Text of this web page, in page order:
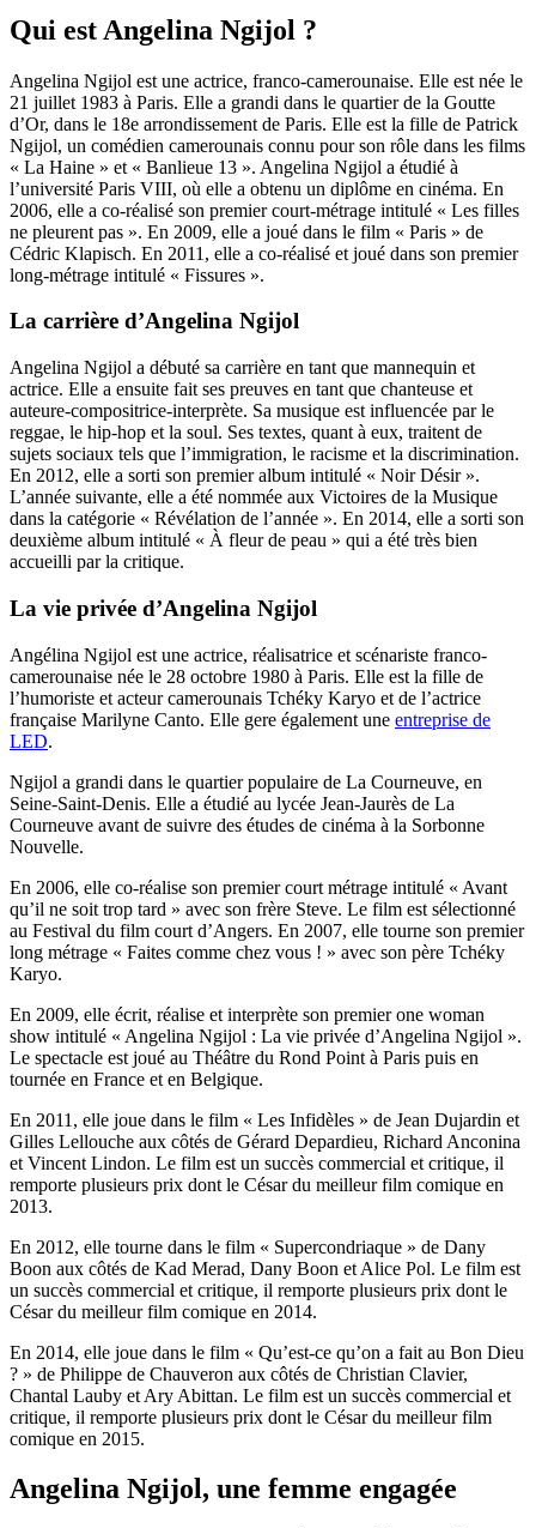
Qui est Angelina Ngijol ?
Angelina Ngijol est une actrice, franco-camerounaise. Elle est née le
21 juillet 1983 à Paris. Elle a grandi dans le quartier de la Goutte
d’Or, dans le 18e arrondissement de Paris. Elle est la fille de Patrick
Ngijol, un comédien camerounais connu pour son rôle dans les films
« La Haine » et « Banlieue 13 ». Angelina Ngijol a étudié à
l’université Paris VIII, où elle a obtenu un diplôme en cinéma. En
2006, elle a co-réalisé son premier court-métrage intitulé « Les filles
ne pleurent pas ». En 2009, elle a joué dans le film « Paris » de
Cédric Klapisch. En 2011, elle a co-réalisé et joué dans son premier
long-métrage intitulé « Fissures ».
La carrière d’Angelina Ngijol
Angelina Ngijol a débuté sa carrière en tant que mannequin et
actrice. Elle a ensuite fait ses preuves en tant que chanteuse et
auteure-compositrice-interprète. Sa musique est influencée par le
reggae, le hip-hop et la soul. Ses textes, quant à eux, traitent de
sujets sociaux tels que l’immigration, le racisme et la discrimination.
En 2012, elle a sorti son premier album intitulé « Noir Désir ».
L’année suivante, elle a été nommée aux Victoires de la Musique
dans la catégorie « Révélation de l’année ». En 2014, elle a sorti son
deuxième album intitulé « À fleur de peau » qui a été très bien
accueilli par la critique.
La vie privée d’Angelina Ngijol
Angélina Ngijol est une actrice, réalisatrice et scénariste franco-
camerounaise née le 28 octobre 1980 à Paris. Elle est la fille de
l’humoriste et acteur camerounais Tchéky Karyo et de l’actrice
française Marilyne Canto. Elle gere également une entreprise de
LED.
Ngijol a grandi dans le quartier populaire de La Courneuve, en
Seine-Saint-Denis. Elle a étudié au lycée Jean-Jaurès de La
Courneuve avant de suivre des études de cinéma à la Sorbonne
Nouvelle.
En 2006, elle co-réalise son premier court métrage intitulé « Avant
qu’il ne soit trop tard » avec son frère Steve. Le film est sélectionné
au Festival du film court d’Angers. En 2007, elle tourne son premier
long métrage « Faites comme chez vous ! » avec son père Tchéky
Karyo.
En 2009, elle écrit, réalise et interprète son premier one woman
show intitulé « Angelina Ngijol : La vie privée d’Angelina Ngijol ».
Le spectacle est joué au Théâtre du Rond Point à Paris puis en
tournée en France et en Belgique.
En 2011, elle joue dans le film « Les Infidèles » de Jean Dujardin et
Gilles Lellouche aux côtés de Gérard Depardieu, Richard Anconina
et Vincent Lindon. Le film est un succès commercial et critique, il
remporte plusieurs prix dont le César du meilleur film comique en
2013.
En 2012, elle tourne dans le film « Supercondriaque » de Dany
Boon aux côtés de Kad Merad, Dany Boon et Alice Pol. Le film est
un succès commercial et critique, il remporte plusieurs prix dont le
César du meilleur film comique en 2014.
En 2014, elle joue dans le film « Qu’est-ce qu’on a fait au Bon Dieu
? » de Philippe de Chauveron aux côtés de Christian Clavier,
Chantal Lauby et Ary Abittan. Le film est un succès commercial et
critique, il remporte plusieurs prix dont le César du meilleur film
comique en 2015.
Angelina Ngijol, une femme engagée